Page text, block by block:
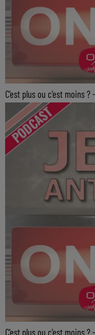
C'est plus ou c'est moins ?
C'est plus ou c'est moins ?